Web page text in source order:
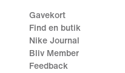
Gavekort
Find en butik
Nike Journal
Bliv Member
Feedback